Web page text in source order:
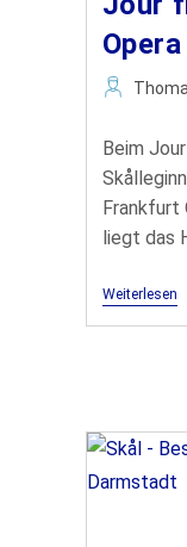
Opera
Beim
Frankfurt
liegt das
Weiterlesen